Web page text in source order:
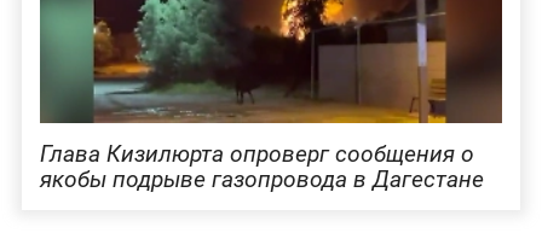
Глава Кизилюрта опроверг сообщения о
якобы подрыве газопровода в Дагестане